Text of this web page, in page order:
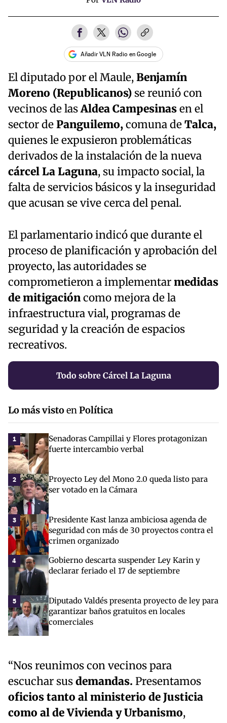
Añadir VLN Radio en Google
El diputado por el Maule,Benjamín
Moreno (Republicanos) se reunió con
vecinos de lasAldea Campesinasen el
sector dePanguilemo,comuna deTalca,
quienes le expusieron problemáticas
derivados de la instalación de la nueva
cárcel La Laguna, su impacto social, la
falta de servicios básicos y la inseguridad
que acusan se vive cerca del penal.
El parlamentario indicó que durante el
proceso de planificación y aprobación del
proyecto, las autoridades se
comprometieron a implementarmedidas
de mitigacióncomo mejora de la
infraestructura vial, programas de
seguridad y la creación de espacios
recreativos.
Todo sobre Cárcel La Laguna
Lo más vistoen Política
1
Senadoras Campillai y Flores protagonizan
fuerte intercambio verbal
2
Proyecto Ley del Mono 2.0 queda listo para
ser votado en la Cámara
3
Presidente Kast lanza ambiciosa agenda de
seguridad con más de 30 proyectos contra el
crimen organizado
4
Gobierno descarta suspender Ley Karin y
declarar feriado el 17 de septiembre
5
Diputado Valdés presenta proyecto de ley para
garantizar baños gratuitos en locales
comerciales
“Nos reunimos con vecinos para
escuchar susdemandas. Presentamos
oficios tanto al ministerio de Justicia
como al de Vivienda y Urbanismo,